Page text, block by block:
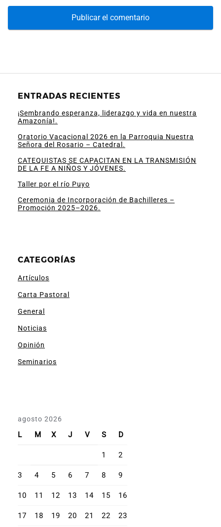
ENTRADAS RECIENTES
¡Sembrando esperanza, liderazgo y vida en nuestra
Amazonía!.
Oratorio Vacacional 2026 en la Parroquia Nuestra
Señora del Rosario – Catedral.
CATEQUISTAS SE CAPACITAN EN LA TRANSMISIÓN
DE LA FE A NIÑOS Y JÓVENES.
Taller por el río Puyo
Ceremonia de Incorporación de Bachilleres –
Promoción 2025–2026.
CATEGORÍAS
Artículos
Carta Pastoral
General
Noticias
Opinión
Seminarios
agosto 2026
L M X J V S D
1 2
3 4 5 6 7 8 9
10 11 12 13 14 15 16
17 18 19 20 21 22 23